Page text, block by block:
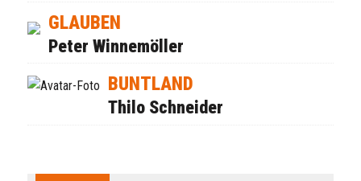
GLAUBEN
Peter Winnemöller
BUNTLAND
Thilo Schneider